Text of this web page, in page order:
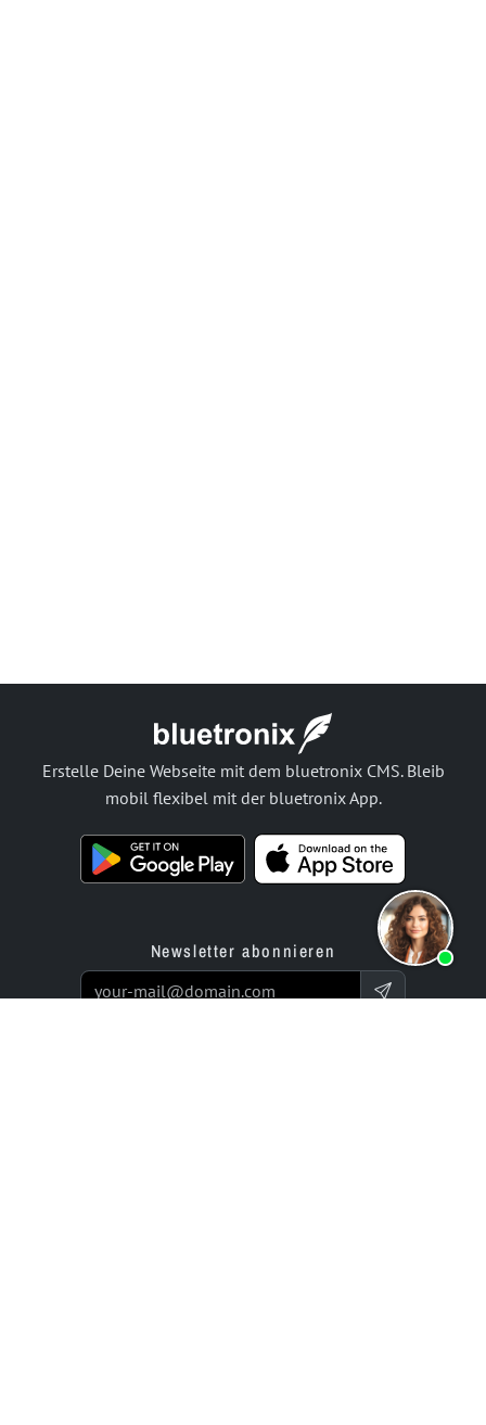
Erstelle Deine Webseite mit dem bluetronix CMS. Bleib
mobil flexibel mit der bluetronix App.
Newsletter abonnieren